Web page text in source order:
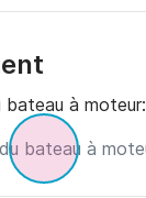
bateau à moteur: